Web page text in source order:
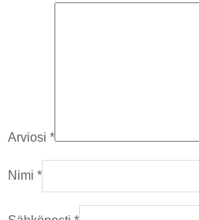
Arviosi *
Nimi *